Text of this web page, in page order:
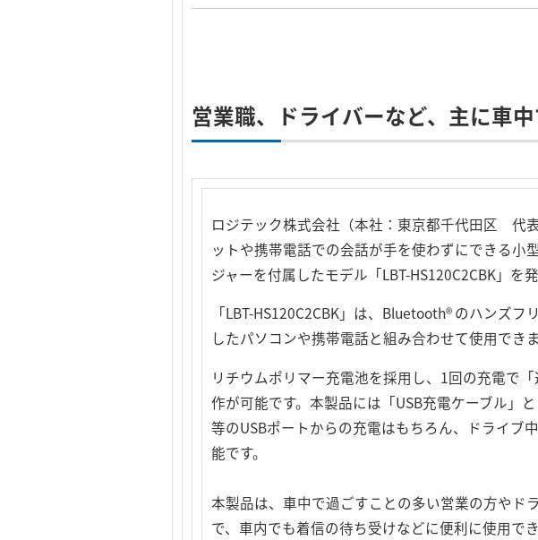
営業職、ドライバーなど、主に車
ロジテック株式会社（本社：東京都千代田区 代
ットや携帯電話での会話が手を使わずにできる小
ジャーを付属したモデル「LBT-HS120C2CBK」を
「LBT-HS120C2CBK」は、Bluetooth® のハンズ
したパソコンや携帯電話と組み合わせて使用できま
リチウムポリマー充電池を採用し、1回の充電で
作が可能です。本製品には「USB充電ケーブル」
等のUSBポートからの充電はもちろん、ドライブ
能です。
本製品は、車中で過ごすことの多い営業の方やド
で、車内でも着信の待ち受けなどに便利に使用で